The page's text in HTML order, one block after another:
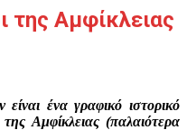
της Αμφίκλειας
ένα γραφικό ιστορικό
Αμφίκλειας (παλαιότερα